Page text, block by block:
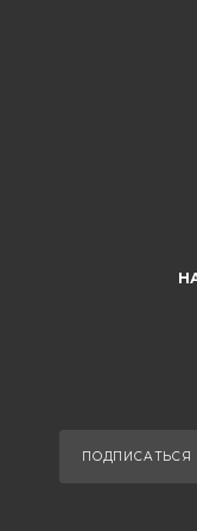
ПОДПИСАТЬСЯ